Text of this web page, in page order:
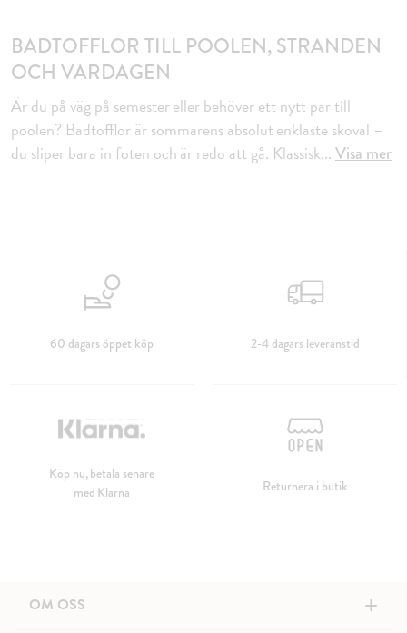
BADTOFFLOR TILL POOLEN, STRANDEN
OCH VARDAGEN
Är du på väg på semester eller behöver ett nytt par till
poolen? Badtofflor är sommarens absolut enklaste skoval –
du sliper bara in foten och är redo att gå. Klassisk...Visa mer
60 dagars öppet köp 2-4 dagars leveranstid
Köp nu, betala senare
med Klarna
Returnera i butik
OM OSS +